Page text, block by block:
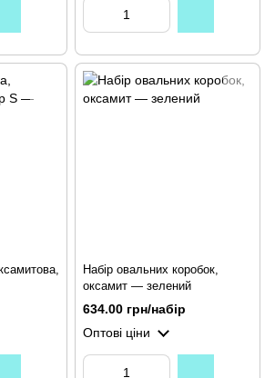
Набір овальних коробок,
оксамит — зелений
634.00 грн/набір
Оптові ціни